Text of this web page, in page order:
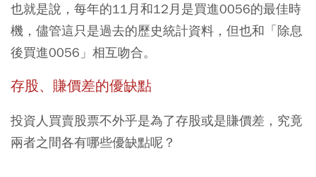
也就是說，每年的11月和12月是買進0056的最佳時
機，儘管這只是過去的歷史統計資料，但也和「除息
後買進0056」相互吻合。
存股、賺價差的優缺點
投資人買賣股票不外乎是為了存股或是賺價差，究竟
兩者之間各有哪些優缺點呢？